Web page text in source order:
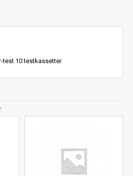
test 10 testkassetter